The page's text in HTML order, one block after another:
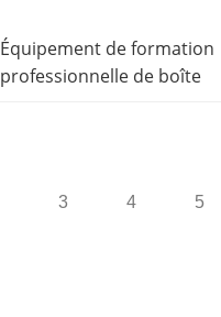
Équipement de formation
professionnelle de boîte
3 4 5